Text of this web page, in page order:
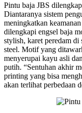
Pintu baja JBS
Diantaranya sistem
meningkatkan
dilengkapi engsel baja
stylish, karet peredam di
steel. Motif yang
menyerupai kayu asli
putih. “Sentuhan akhir
printing yang bisa
akan terlihat perbedaan